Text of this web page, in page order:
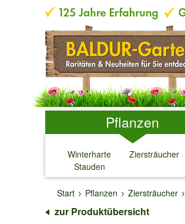
Pflanzen
Winterharte
Stauden
↓
Ziersträucher
↓
Start
Pflanzen Ziersträucher
zur Produktübersicht